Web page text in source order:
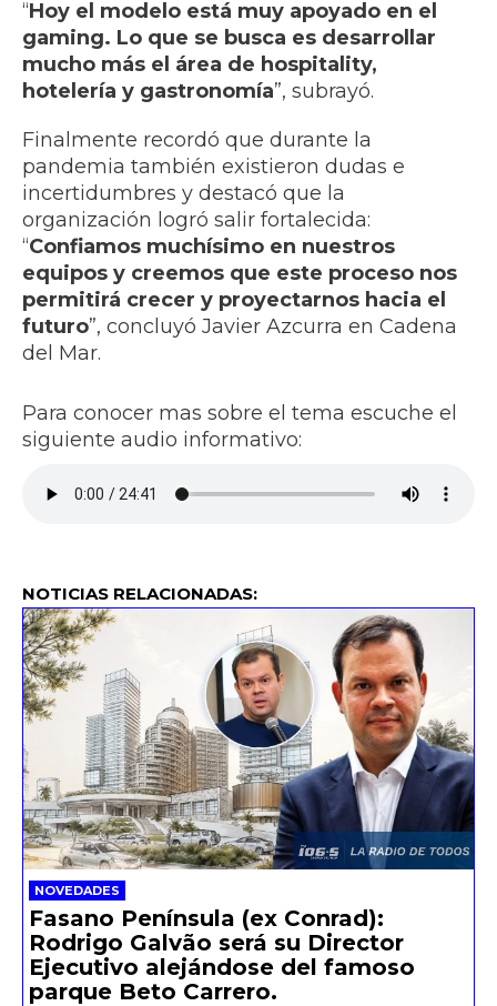
“Hoy el modelo está muy apoyado en el
gaming. Lo que se busca es desarrollar
mucho más el área de hospitality,
hotelería y gastronomía”, subrayó.
Finalmente recordó que durante la
pandemia también existieron dudas e
incertidumbres y destacó que la
organización logró salir fortalecida:
“Confiamos muchísimo en nuestros
equipos y creemos que este proceso nos
permitirá crecer y proyectarnos hacia el
futuro”, concluyó Javier Azcurra en Cadena
del Mar.
Para conocer mas sobre el tema escuche el
siguiente audio informativo:
NOTICIAS RELACIONADAS:
NOVEDADES
Fasano Península (ex Conrad):
Rodrigo Galvão será su Director
Ejecutivo alejándose del famoso
parque Beto Carrero.